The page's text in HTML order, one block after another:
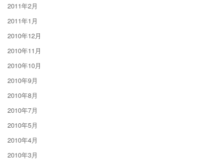
2011年2月
2011年1月
2010年12月
2010年11月
2010年10月
2010年9月
2010年8月
2010年7月
2010年5月
2010年4月
2010年3月